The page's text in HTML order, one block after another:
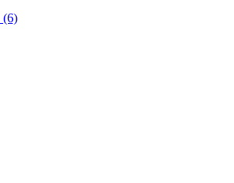
(6)